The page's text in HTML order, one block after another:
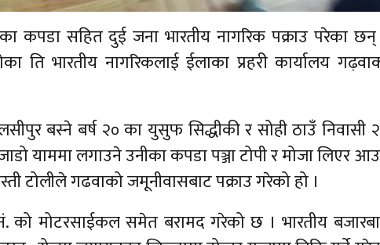
कपडा सहित दुई जना भारतीय नागरिक पक्राउ परेका छन्
ति भारतीय नागरिकलाई ईलाका प्रहरी कार्यालय
बस्ने बर्ष २० का युसुफ सिद्धीकी र सोही ठाउँ निवासी
याममा लगाउने उनीका कपडा पञ्जा टोपी र मोजा लिएर
टोलीले गढवाको जमूनीवासबाट पक्राउ गरेको हो ।
को मोटरसाईकल समेत बरामद गरेको छ । भारतीय